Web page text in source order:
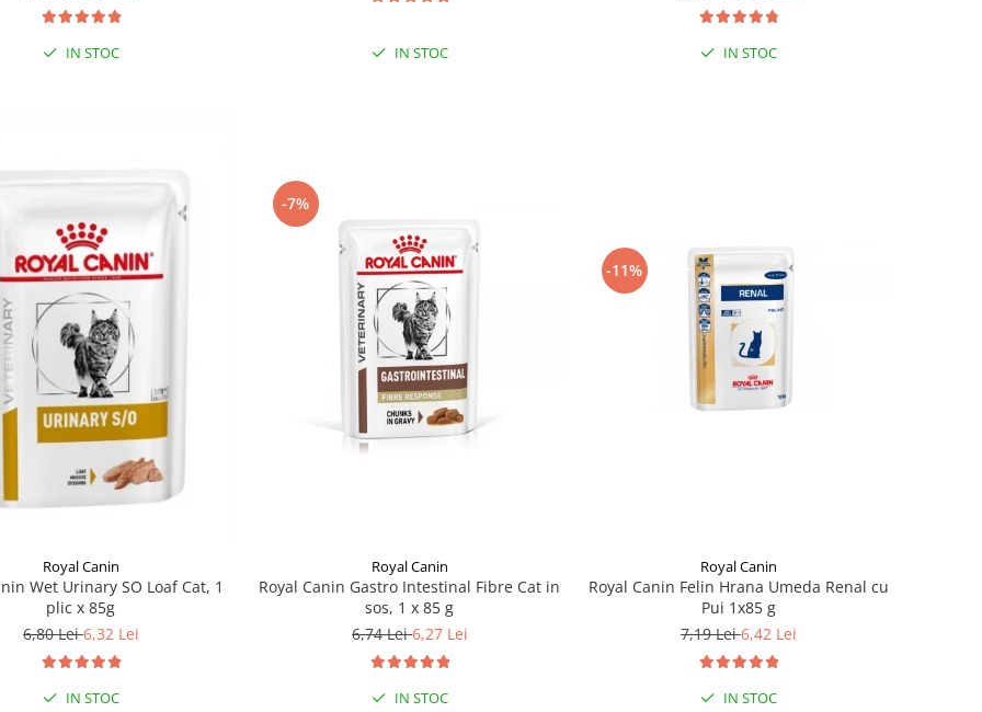
IN STOC IN STOC IN STOC
Royal Canin
Wet Urinary SO Loaf Cat, 1
plic x 85g
6,80 Lei6,32 Lei
IN STOC
-7%
Royal Canin
Royal Canin Gastro Intestinal Fibre Cat in
sos, 1 x 85 g
6,74 Lei6,27 Lei
IN STOC
-11%
Royal Canin
Royal Canin Felin Hrana Umeda Renal cu
Pui 1x85 g
7,19 Lei6,42 Lei
IN STOC